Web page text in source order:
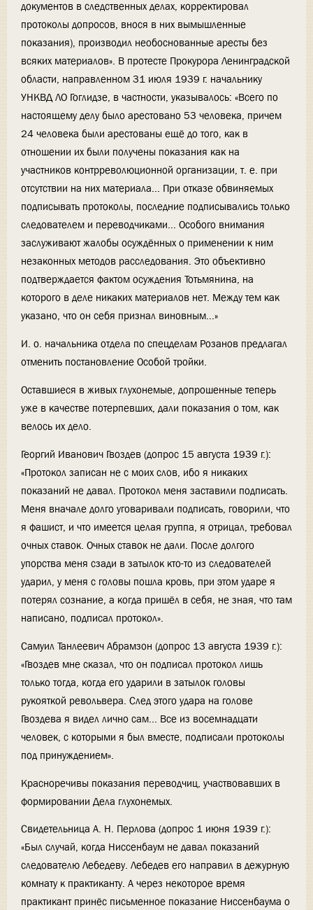
документов в следственных делах, корректировал
протоколы допросов, внося в них вымышленные
показания), производил необоснованные аресты без
всяких материалов». В протесте Прокурора Ленинградской
области, направленном 31 июля 1939 г. начальнику
УНКВД ЛО Гоглидзе, в частности, указывалось: «Всего по
настоящему делу было арестовано 53 человека, причем
24 человека были арестованы ещё до того, как в
отношении их были получены показания как на
участников контрреволюционной организации, т. е. при
отсутствии на них материала... При отказе обвиняемых
подписывать протоколы, последние подписывались только
следователем и переводчиками... Особого внимания
заслуживают жалобы осуждённых о применении к ним
незаконных методов расследования. Это объективно
подтверждается фактом осуждения Тотьмянина, на
которого в деле никаких материалов нет. Между тем как
указано, что он себя признал виновным...»
И. о. начальника отдела по спецделам Розанов предлагал
отменить постановление Особой тройки.
Оставшиеся в живых глухонемые, допрошенные теперь
уже в качестве потерпевших, дали показания о том, как
велось их дело.
Георгий Иванович Гвоздев (допрос 15 августа 1939 г.):
«Протокол записан не с моих слов, ибо я никаких
показаний не давал. Протокол меня заставили подписать.
Меня вначале долго уговаривали подписать, говорили, что
я фашист, и что имеется целая группа, я отрицал, требовал
очных ставок. Очных ставок не дали. После долгого
упорства меня сзади в затылок кто-то из следователей
ударил, у меня с головы пошла кровь, при этом ударе я
потерял сознание, а когда пришёл в себя, не зная, что там
написано, подписал протокол».
Самуил Танлеевич Абрамзон (допрос 13 августа 1939 г.):
«Гвоздев мне сказал, что он подписал протокол лишь
только тогда, когда его ударили в затылок головы
рукояткой револьвера. След этого удара на голове
Гвоздева я видел лично сам... Все из восемнадцати
человек, с которыми я был вместе, подписали протоколы
под принуждением».
Красноречивы показания переводчиц, участвовавших в
формировании Дела глухонемых.
Свидетельница А. Н. Перлова (допрос 1 июня 1939 г.):
«Был случай, когда Ниссенбаум не давал показаний
следователю Лебедеву. Лебедев его направил в дежурную
комнату к практиканту. А через некоторое время
практикант принёс письменное показание Ниссенбаума о